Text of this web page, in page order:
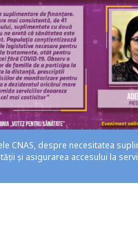
CNAS, despre necesitatea
și asigurarea accesului la